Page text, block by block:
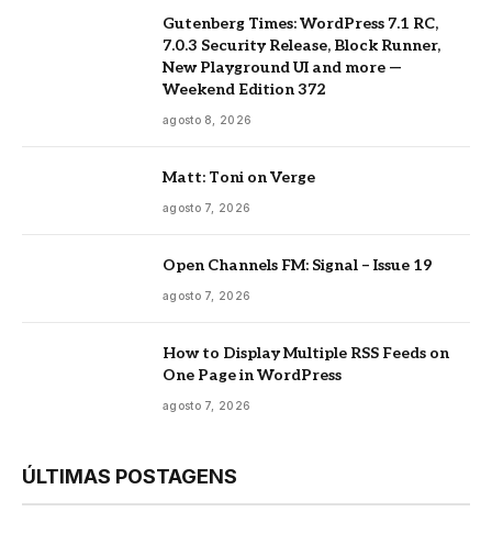
Gutenberg Times: WordPress 7.1 RC,
7.0.3 Security Release, Block Runner,
New Playground UI and more —
Weekend Edition 372
agosto 8, 2026
Matt: Toni on Verge
agosto 7, 2026
Open Channels FM: Signal – Issue 19
agosto 7, 2026
How to Display Multiple RSS Feeds on
One Page in WordPress
agosto 7, 2026
ÚLTIMAS POSTAGENS